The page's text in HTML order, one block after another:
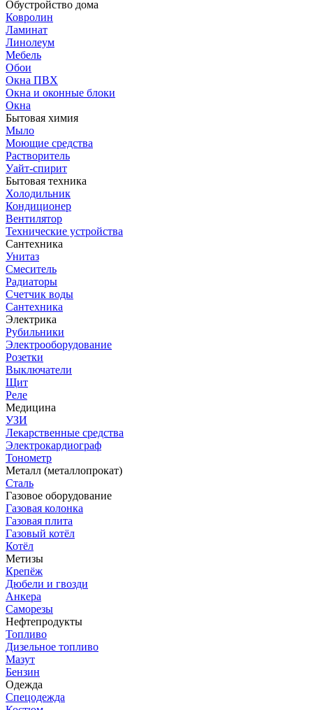
Обустройство дома
Ковролин
Ламинат
Линолеум
Мебель
Обои
Окна ПВХ
Окна и оконные блоки
Окна
Бытовая химия
Мыло
Моющие средства
Растворитель
Уайт-спирит
Бытовая техника
Холодильник
Кондиционер
Вентилятор
Технические устройства
Сантехника
Унитаз
Смеситель
Радиаторы
Счетчик воды
Сантехника
Электрика
Рубильники
Электрооборудование
Розетки
Выключатели
Щит
Реле
Медицина
УЗИ
Лекарственные средства
Электрокардиограф
Тонометр
Металл (металлопрокат)
Сталь
Газовое оборудование
Газовая колонка
Газовая плита
Газовый котёл
Котёл
Метизы
Крепёж
Дюбели и гвозди
Анкера
Саморезы
Нефтепродукты
Топливо
Дизельное топливо
Мазут
Бензин
Одежда
Спецодежда